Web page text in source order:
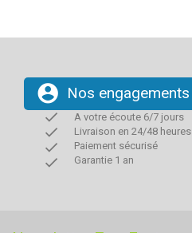
account_circle Nos engagements
done A votre écoute 6/7 jours
done Livraison en 24/48 heures
done Paiement sécurisé
done Garantie 1 an